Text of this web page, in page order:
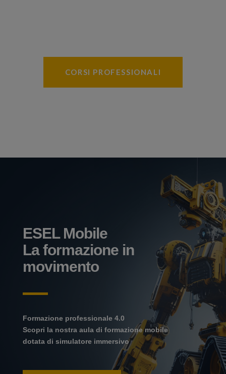
CORSI PROFESSIONALI
ESEL Mobile
La formazione in
movimento
Formazione professionale 4.0
Scopri la nostra aula di formazione mobile
dotata di simulatore immersivo